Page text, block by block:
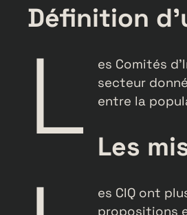
Définition
L
es Comités
secteur
entre la
Les
es CIQ ont
propositions